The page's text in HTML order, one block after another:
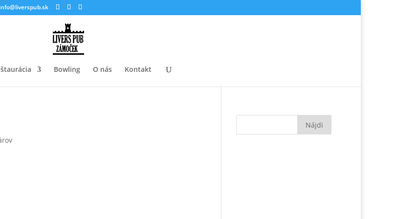
info@liverspub.sk
Bowling O nás Kontakt